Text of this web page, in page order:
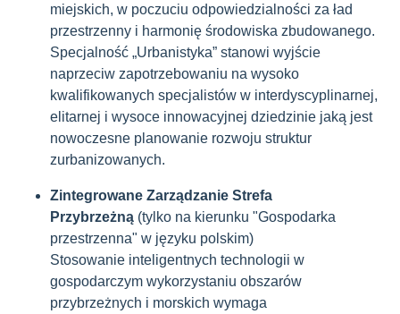
kryterium pokrewieństwa
średnia ważona ocen ze studiów
ocena na dyplomie
miejskich, w poczuciu odpowiedzialności za ład
przestrzenny i harmonię środowiska zbudowanego.
Specjalność „Urbanistyka” stanowi wyjście
naprzeciw zapotrzebowaniu na wysoko
kwalifikowanych specjalistów w interdyscyplinarnej,
elitarnej i wysoce innowacyjnej dziedzinie jaką jest
nowoczesne planowanie rozwoju struktur
zurbanizowanych.
Zintegrowane Zarządzanie Strefa
Przybrzeżną (tylko na kierunku "Gospodarka
przestrzenna" w języku polskim)
Stosowanie inteligentnych technologii w
gospodarczym wykorzystaniu obszarów
przybrzeżnych i morskich wymaga